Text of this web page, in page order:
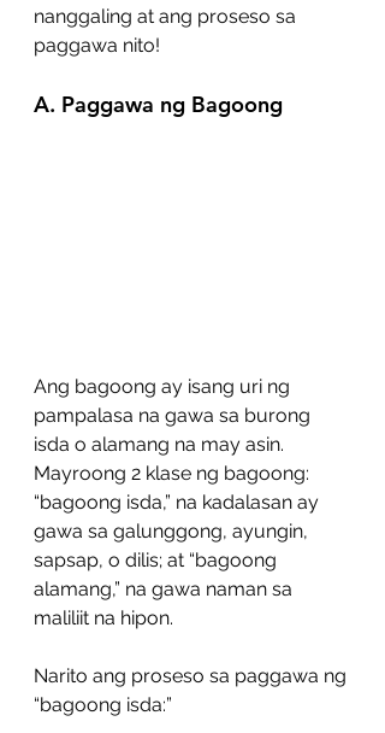
nanggaling at ang proseso sa
paggawa nito!
A. Paggawa ng Bagoong
Ang bagoong ay isang uri ng
pampalasa na gawa sa burong
isda o alamang na may asin.
Mayroong 2 klase ng bagoong:
“bagoong isda,” na kadalasan ay
gawa sa galunggong, ayungin,
sapsap, o dilis; at “bagoong
alamang,” na gawa naman sa
maliliit na hipon.
Narito ang proseso sa paggawa ng
“bagoong isda:”